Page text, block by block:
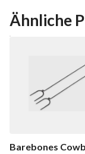
n
5
Ähnliche
Barebones